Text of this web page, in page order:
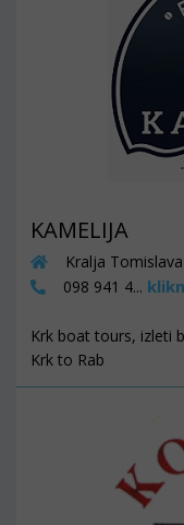
KAMELIJA
Kralja
098 941 4...
Krk boat tours, izleti
Krk to Rab